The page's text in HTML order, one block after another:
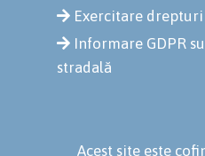
Exercitare drepturi
Informare GDPR
stradală
Acest site este